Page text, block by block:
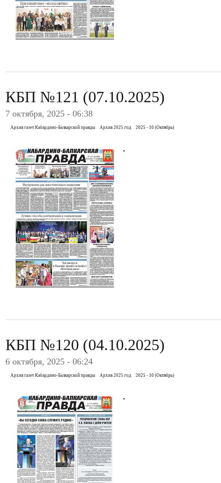
КБП №121 (07.10.2025)
7 октября, 2025 - 06:38
Архив газет Кабардино-Балкарской правды Архив 2025 год 2025 - 10 (Октябрь)
.
КБП №120 (04.10.2025)
6 октября, 2025 - 06:24
Архив газет Кабардино-Балкарской правды Архив 2025 год 2025 - 10 (Октябрь)
.